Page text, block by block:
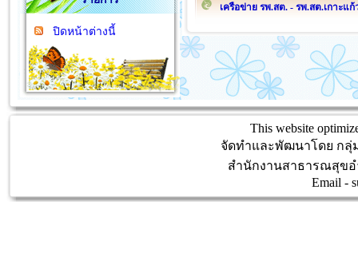
ปิดหน้าต่างนี้
เครือข่าย รพ.สต. - รพ.สต.เกาะแก้
This website
จัดทำและพัฒนาโดย ก
สำนักงานสาธารณสุขอ
Email -